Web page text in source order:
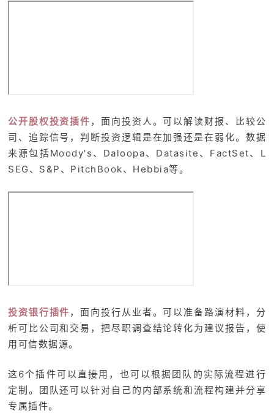
公开股权投资插件 ，面向投资人。可以解读财报、比较公
司、追踪信号，判断投资逻辑是在加强还是在弱化。数据
来源包括Moody's、Daloopa、Datasite、FactSet、L
SEG、S&P、PitchBook、Hebbia等。
投资银行插件 ，面向投行从业者。可以准备路演材料，分
析可比公司和交易，把尽职调查结论转化为建议报告，使
用可信数据源。
这6个插件可以直接用，也可以根据团队的实际流程进行
定制。团队还可以针对自己的内部系统和流程构建并分享
专属插件。